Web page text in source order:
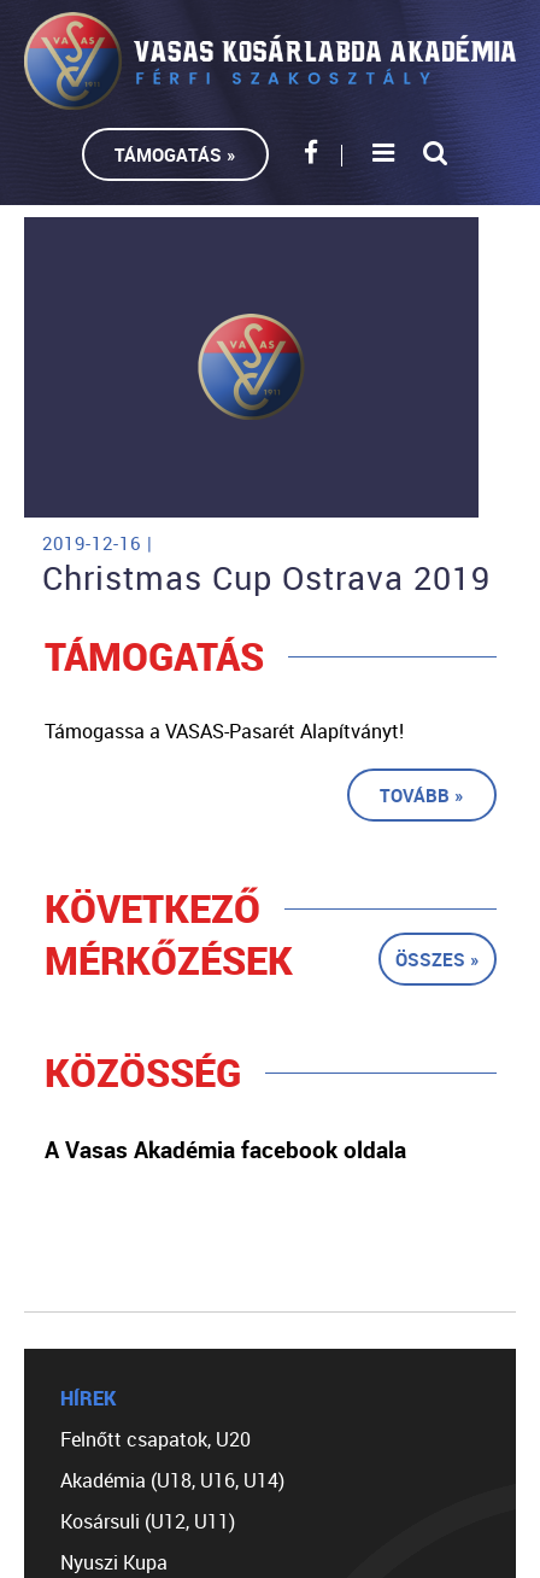
TÁMOGATÁS »
2019-12-16 |
Christmas Cup Ostrava 2019
TÁMOGATÁS
Támogassa a VASAS-Pasarét Alapítványt!
TOVÁBB »
KÖVETKEZŐ
MÉRKŐZÉSEK
ÖSSZES »
KÖZÖSSÉG
A Vasas Akadémia facebook oldala
HÍREK
Felnőtt csapatok, U20
Akadémia (U18, U16, U14)
Kosársuli (U12, U11)
Nyuszi Kupa